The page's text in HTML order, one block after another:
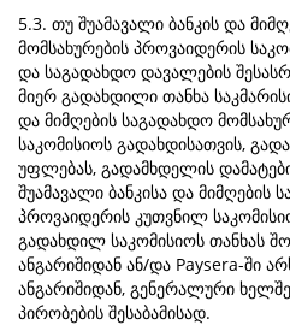
5.3. თუ შუამავალი ბანკის და
მომსახურების პროვაიდერის
და საგადახდო დავალების
მიერ გადახდილი თანხა
და მიმღების საგადახდო
საკომისიოს გადახდისათვის,
უფლებას, გადამხდელის
შუამავალი ბანკისა და მიმღების
პროვაიდერის კუთვნილ
გადახდილ საკომისიოს თანხას
ანგარიშიდან ან/და Paysera-ში
ანგარიშიდან, გენერალური
პირობების შესაბამისად.